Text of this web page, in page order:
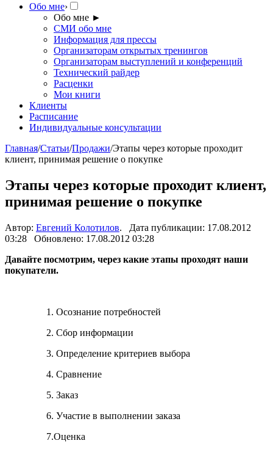
Обо мне›
Обо мне ►
СМИ обо мне
Информация для прессы
Организаторам открытых тренингов
Организаторам выступлений и конференций
Технический райдер
Расценки
Мои книги
Клиенты
Расписание
Индивидуальные консультации
Главная/Статьи/Продажи/Этапы через которые проходит
клиент, принимая решение о покупке
Этапы через которые проходит клиент,
принимая решение о покупке
Автор: Евгений Колотилов. Дата публикации: 17.08.2012
03:28 Обновлено: 17.08.2012 03:28
Давайте посмотрим, через какие этапы проходят наши
покупатели.
1. Осознание потребностей
2. Сбор информации
3. Определение критериев выбора
4. Сравнение
5. Заказ
6. Участие в выполнении заказа
7.Оценка